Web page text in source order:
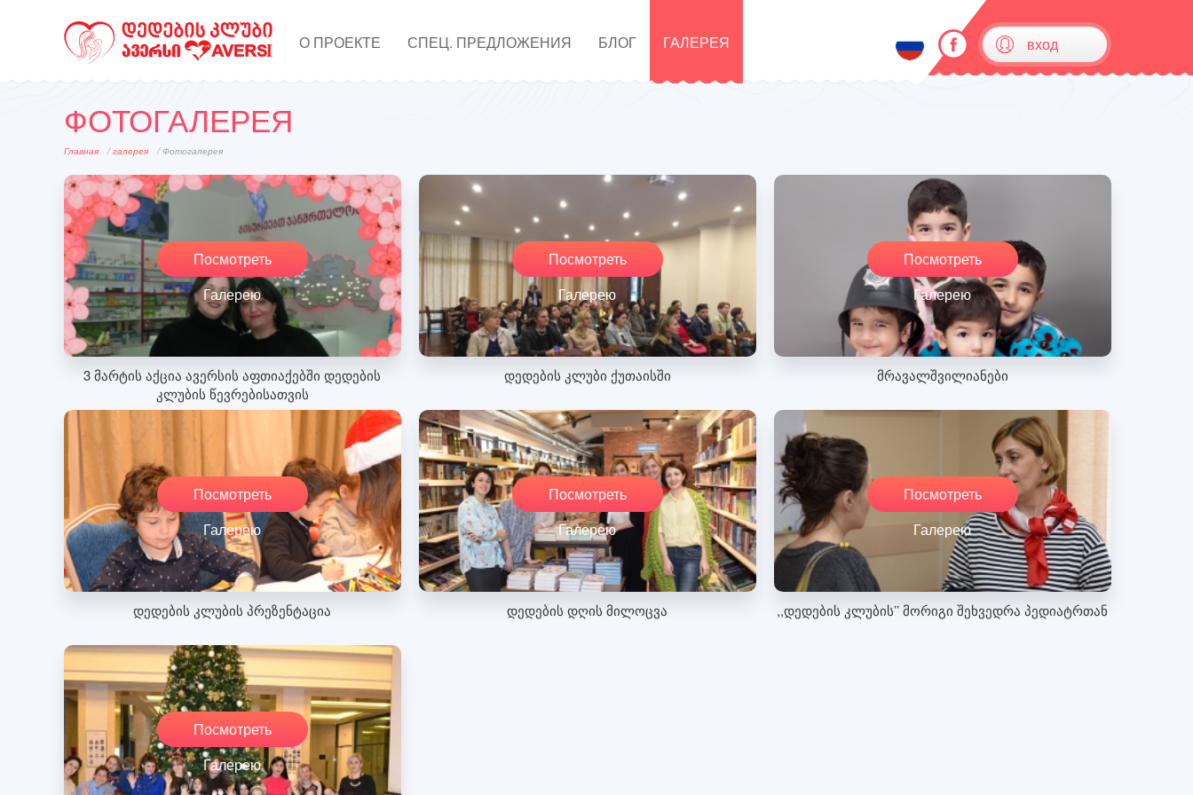
О ПРОЕКТЕ СПЕЦ. ПРЕДЛОЖЕНИЯ БЛОГ ГАЛЕРЕЯ вход
ФОТОГАЛЕРЕЯ
Главная /галерея / Фотогалерея
Посмотреть
Галерею
3 მარტის აქცია ავერსის აფთიაქებში დედების
კლუბის წევრებისათვის
Посмотреть
Галерею
დედების კლუბი ქუთაისში
Посмотреть
Галерею
მრავალშვილიანები
Посмотреть
Галерею
დედების კლუბის პრეზენტაცია
Посмотреть
Галерею
დედების დღის მილოცვა
Посмотреть
Галерею
,,დედების კლუბის’’ მორიგი შეხვედრა პედიატრთან
Посмотреть
Галерею